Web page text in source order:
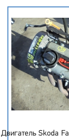
Двигатель Skoda